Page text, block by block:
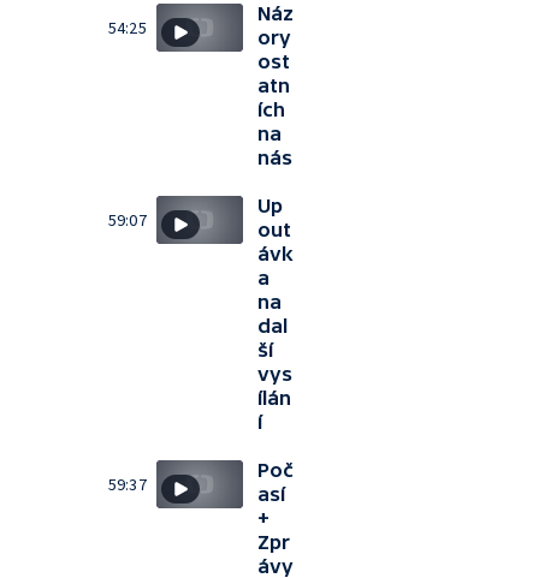
54:25
Náz
ory
ost
atn
ích
na
nás
59:07
Up
out
ávk
a
na
dal
ší
vys
ílán
í
59:37
Poč
así
+
Zpr
ávy